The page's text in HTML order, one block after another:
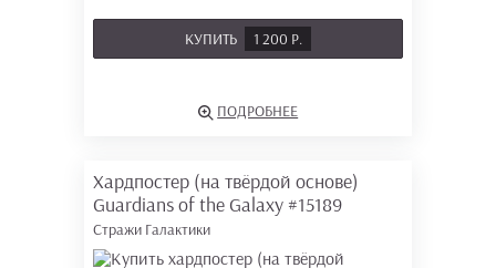
КУПИТЬ 1 200 Р.
ПОДРОБНЕЕ
Хардпостер (на твёрдой основе)
Guardians of the Galaxy #15189
Стражи Галактики